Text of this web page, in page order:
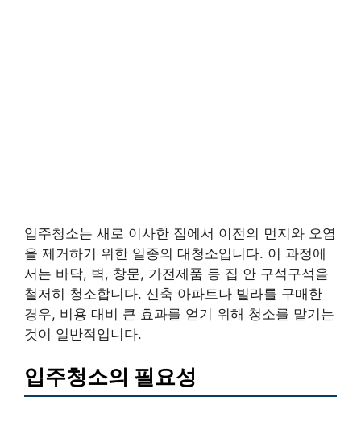
입주청소는 새로 이사한 집에서 이전의 먼지와 오염
을 제거하기 위한 일종의 대청소입니다. 이 과정에
서는 바닥, 벽, 창문, 가전제품 등 집 안 구석구석을
철저히 청소합니다. 신축 아파트나 빌라를 구매한
경우, 비용 대비 큰 효과를 얻기 위해 청소를 맡기는
것이 일반적입니다.
입주청소의 필요성